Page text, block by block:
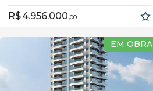
R$ 4.956.000,00
EM OBRA